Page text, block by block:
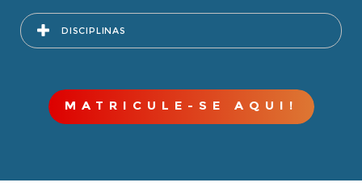
DISCIPLINAS
MATRICULE-SE AQUI!